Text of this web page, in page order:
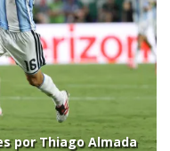
por Thiago Almada